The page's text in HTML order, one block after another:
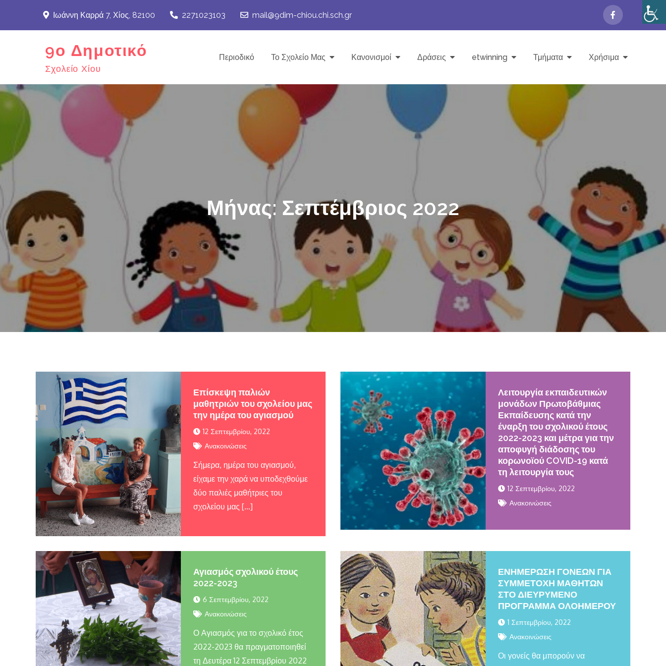
Ιωάννη Καρρά 7, Χίος, 82100 2271023103 mail@9dim-chiou.chi.sch.gr
9ο Δημοτικό
Σχολείο Χίου
Περιοδικό Το Σχολείο Μας Κανονισμοί Δράσεις etwinning Τμήματα Χρήσιμα
Μήνας: Σεπτέμβριος 2022
Επίσκεψη παλιών
μαθητριών του σχολείου μας
την ημέρα του αγιασμού
12 Σεπτεμβρίου, 2022
Ανακοινώσεις
Σήμερα, ημέρα του αγιασμού,
είχαμε την χαρά να υποδεχθούμε
δύο παλιές μαθήτριες του
σχολείου μας […]
Λειτουργία εκπαιδευτικών
μονάδων Πρωτοβάθμιας
Εκπαίδευσης κατά την
έναρξη του σχολικού έτους
2022-2023 και μέτρα για την
αποφυγή διάδοσης του
κορωνοϊού COVID-19 κατά
τη λειτουργία τους
12 Σεπτεμβρίου, 2022
Ανακοινώσεις
Αγιασμός σχολικού έτους
2022-2023
6 Σεπτεμβρίου, 2022
Ανακοινώσεις
Ο Αγιασμός για το σχολικό έτος
2022-2023 θα πραγματοποιηθεί
τη Δευτέρα 12 Σεπτεμβρίου 2022
ΕΝΗΜΕΡΩΣΗ ΓΟΝΕΩΝ ΓΙΑ
ΣΥΜΜΕΤΟΧΗ ΜΑΘΗΤΩΝ
ΣΤΟ ΔΙΕΥΡΥΜΕΝΟ
ΠΡΟΓΡΑΜΜΑ ΟΛΟΗΜΕΡΟΥ
1 Σεπτεμβρίου, 2022
Ανακοινώσεις
Οι γονείς θα μπορούν να